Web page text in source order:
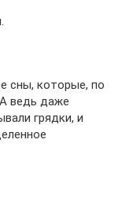
сны, которые, по
ведь даже
грядки, и